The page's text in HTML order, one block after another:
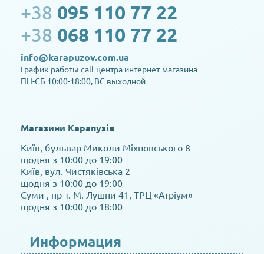
+38 095 110 77 22
+38 068 110 77 22
info@karapuzov.com.ua
График работы call-центра интернет-магазина
ПН-СБ 10:00-18:00, ВС выходной
Магазини Карапузів
Київ, бульвар Миколи Міхновського 8
щодня з 10:00 до 19:00
Київ, вул. Чистяківська 2
щодня з 10:00 до 19:00
Суми , пр-т. М. Лушпи 41, ТРЦ «Атріум»
щодня з 10:00 до 18:00
Информация